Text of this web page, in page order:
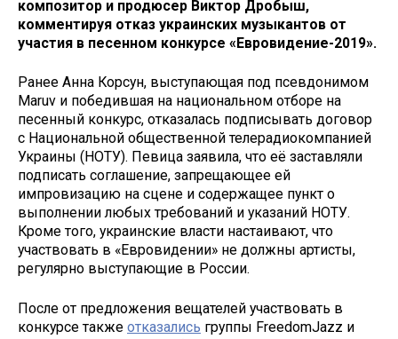
композитор и продюсер Виктор Дробыш,
комментируя отказ украинских музыкантов от
участия в песенном конкурсе «Евровидение-2019».
Ранее Анна Корсун, выступающая под псевдонимом
Maruv и победившая на национальном отборе на
песенный конкурс, отказалась подписывать договор
с Национальной общественной телерадиокомпанией
Украины (НОТУ). Певица заявила, что её заставляли
подписать соглашение, запрещающее ей
импровизацию на сцене и содержащее пункт о
выполнении любых требований и указаний НОТУ.
Кроме того, украинские власти настаивают, что
участвовать в «Евровидении» не должны артисты,
регулярно выступающие в России.
После от предложения вещателей участвовать в
конкурсе также отказались группы FreedomJazz и